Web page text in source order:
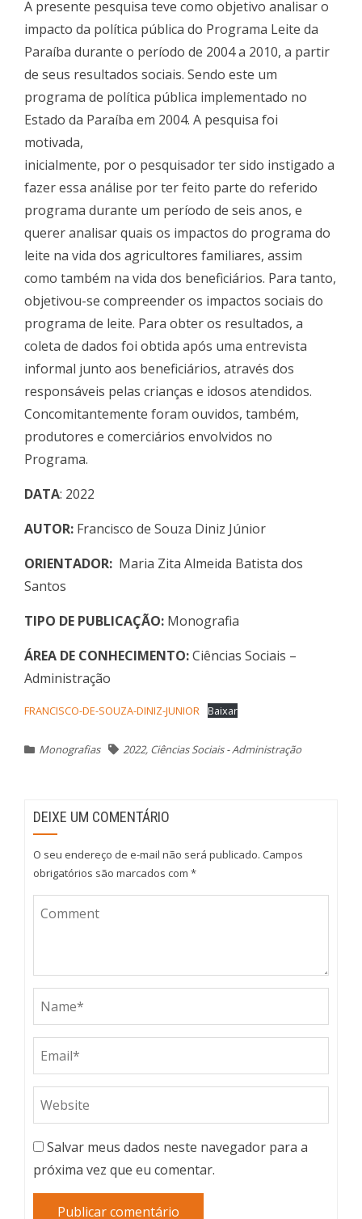
A presente pesquisa teve como objetivo analisar o
impacto da política pública do Programa Leite da
Paraíba durante o período de 2004 a 2010, a partir
de seus resultados sociais. Sendo este um
programa de política pública implementado no
Estado da Paraíba em 2004. A pesquisa foi
motivada,
inicialmente, por o pesquisador ter sido instigado a
fazer essa análise por ter feito parte do referido
programa durante um período de seis anos, e
querer analisar quais os impactos do programa do
leite na vida dos agricultores familiares, assim
como também na vida dos beneficiários. Para tanto,
objetivou-se compreender os impactos sociais do
programa de leite. Para obter os resultados, a
coleta de dados foi obtida após uma entrevista
informal junto aos beneficiários, através dos
responsáveis pelas crianças e idosos atendidos.
Concomitantemente foram ouvidos, também,
produtores e comerciários envolvidos no
Programa.
DATA: 2022
AUTOR: Francisco de Souza Diniz Júnior
ORIENTADOR: Maria Zita Almeida Batista dos
Santos
TIPO DE PUBLICAÇÃO: Monografia
ÁREA DE CONHECIMENTO:Ciências Sociais –
Administração
FRANCISCO-DE-SOUZA-DINIZ-JUNIOR Baixar
Monografias 2022, Ciências Sociais - Administração
DEIXE UM COMENTÁRIO
O seu endereço de e-mail não será publicado. Campos
obrigatórios são marcados com *
Salvar meus dados neste navegador para a
próxima vez que eu comentar.